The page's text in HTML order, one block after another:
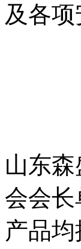
及各
山东
会会
产品